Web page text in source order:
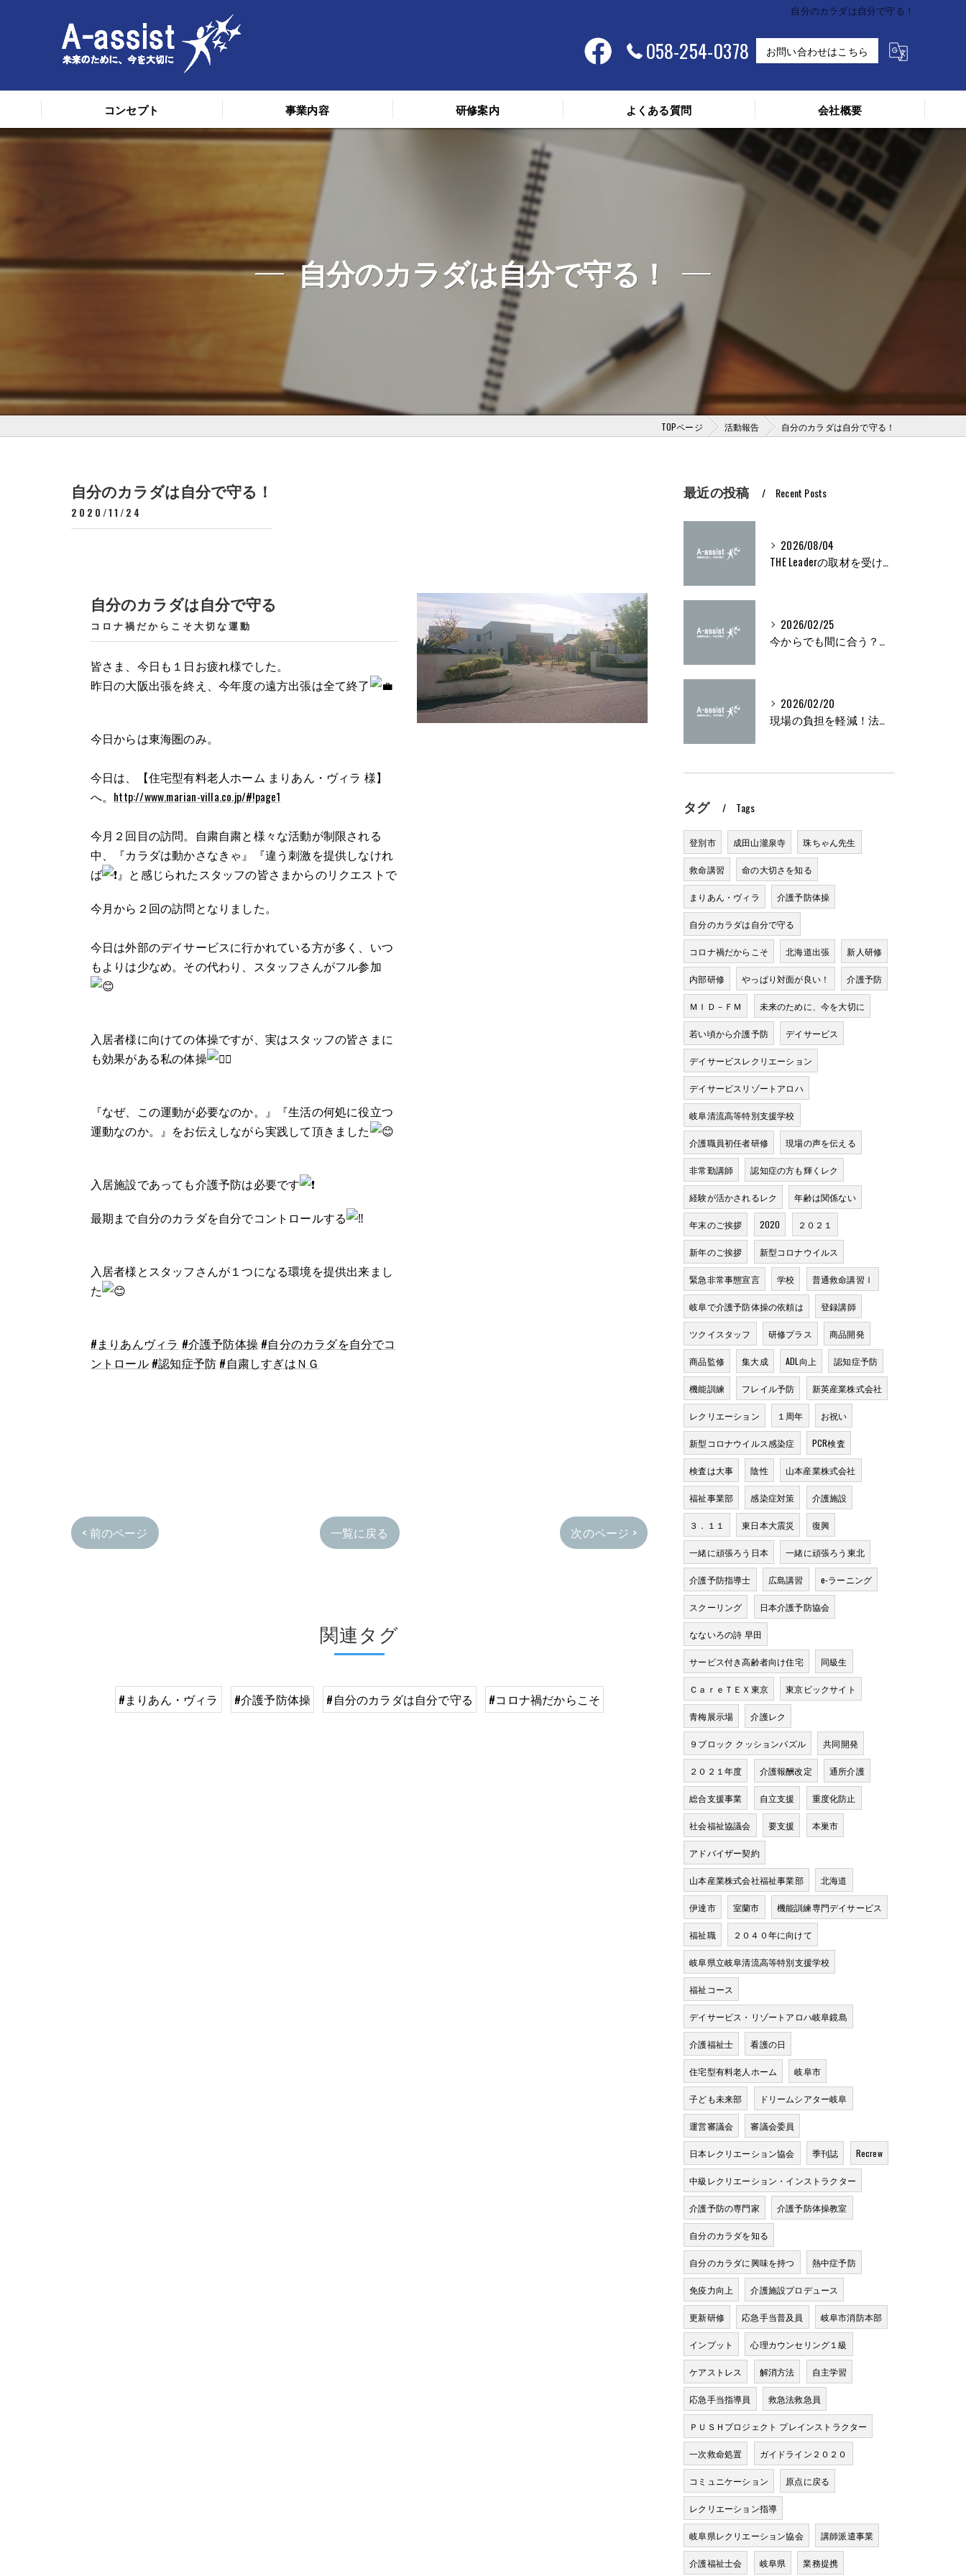
自分のカラダは自分で守る！
058-254-0378 お問い合わせはこちら
コンセプト 事業内容 研修案内 よくある質問 会社概要
自分のカラダは自分で守る！
TOPページ 活動報告 自分のカラダは自分で守る！
自分のカラダは自分で守る！
2020/11/24
自分のカラダは自分で守る
コロナ禍だからこそ大切な運動
皆さま、今日も１日お疲れ様でした。
昨日の大阪出張を終え、今年度の遠方出張は全て終了
今日からは東海圏のみ。
今日は、【住宅型有料老人ホーム まりあん・ヴィラ 様】
へ。 http://www.marian-villa.co.jp/#!page1
今月２回目の訪問。自粛自粛と様々な活動が制限される
中、『カラダは動かさなきゃ』『違う刺激を提供しなけれ
ば
』と感じられたスタッフの皆さまからのリクエストで
今月から２回の訪問となりました。
今日は外部のデイサービスに行かれている方が多く、いつ
もよりは少なめ。その代わり、スタッフさんがフル参加
入居者様に向けての体操ですが、実はスタッフの皆さまに
も効果がある私の体操
『なぜ、この運動が必要なのか。』『生活の何処に役立つ
運動なのか。』をお伝えしながら実践して頂きました
入居施設であっても介護予防は必要です
最期まで自分のカラダを自分でコントロールする
入居者様とスタッフさんが１つになる環境を提供出来まし
た
#まりあんヴィラ #介護予防体操 #自分のカラダを自分でコ
ントロール #認知症予防 #自粛しすぎはＮＧ
< 前のページ 一覧に戻る 次のページ >
関連タグ
#まりあん・ヴィラ #介護予防体操 #自分のカラダは自分で守る #コロナ禍だからこそ
最近の投稿 Recent Posts
2026/08/04
THE Leaderの取材を受けました
2026/02/25
今からでも間に合う？ブライト500取得条件をわかりやすく解説
2026/02/20
現場の負担を軽減！法定研修の実施方法とは？
タグ Tags
登別市 成田山瀧泉寺 珠ちゃん先生
救命講習 命の大切さを知る
まりあん・ヴィラ 介護予防体操
自分のカラダは自分で守る
コロナ禍だからこそ 北海道出張 新人研修
内部研修 やっぱり対面が良い！ 介護予防
ＭＩＤ－ＦＭ 未来のために、今を大切に
若い頃から介護予防 デイサービス
デイサービスレクリエーション
デイサービスリゾートアロハ
岐阜清流高等特別支援学校
介護職員初任者研修 現場の声を伝える
非常勤講師 認知症の方も輝くレク
経験が活かされるレク 年齢は関係ない
年末のご挨拶 2020 ２０２１
新年のご挨拶 新型コロナウイルス
緊急非常事態宣言 学校 普通救命講習Ⅰ
岐阜で介護予防体操の依頼は 登録講師
ツクイスタッフ 研修プラス 商品開発
商品監修 集大成 ADL向上 認知症予防
機能訓練 フレイル予防 新英産業株式会社
レクリエーション １周年 お祝い
新型コロナウイルス感染症 PCR検査
検査は大事 陰性 山本産業株式会社
福祉事業部 感染症対策 介護施設
３．１１ 東日本大震災 復興
一緒に頑張ろう日本 一緒に頑張ろう東北
介護予防指導士 広島講習 e-ラーニング
スクーリング 日本介護予防協会
なないろの詩 早田
サービス付き高齢者向け住宅 同級生
ＣａｒｅＴＥＸ東京 東京ビックサイト
青梅展示場 介護レク
９ブロック クッションパズル 共同開発
２０２１年度 介護報酬改定 通所介護
総合支援事業 自立支援 重度化防止
社会福祉協議会 要支援 本巣市
アドバイザー契約
山本産業株式会社福祉事業部 北海道
伊達市 室蘭市 機能訓練専門デイサービス
福祉職 ２０４０年に向けて
岐阜県立岐阜清流高等特別支援学校
福祉コース
デイサービス・リゾートアロハ岐阜鏡島
介護福祉士 看護の日
住宅型有料老人ホーム 岐阜市
子ども未来部 ドリームシアター岐阜
運営審議会 審議会委員
日本レクリエーション協会 季刊誌 Recrew
中級レクリエーション・インストラクター
介護予防の専門家 介護予防体操教室
自分のカラダを知る
自分のカラダに興味を持つ 熱中症予防
免疫力向上 介護施設プロデュース
更新研修 応急手当普及員 岐阜市消防本部
インプット 心理カウンセリング１級
ケアストレス 解消方法 自主学習
応急手当指導員 救急法救急員
ＰＵＳＨプロジェクト プレインストラクター
一次救命処置 ガイドライン２０２０
コミュニケーション 原点に戻る
レクリエーション指導
岐阜県レクリエーション協会 講師派遣事業
介護福祉士会 岐阜県 業務提携